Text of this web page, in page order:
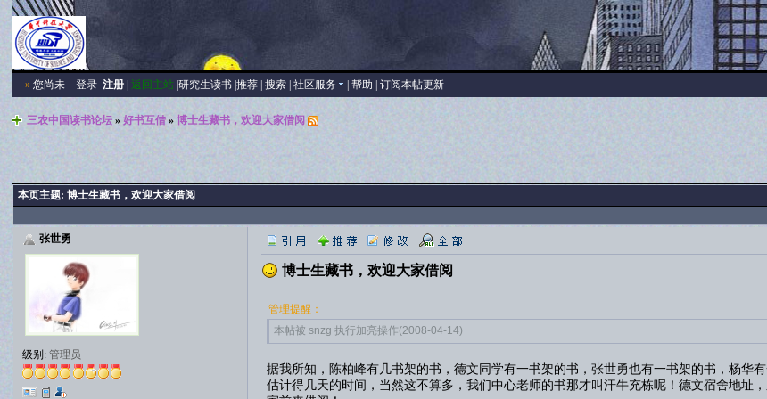
» 您尚未登录 注册 |返回主站 |研究生读书 |推荐 |搜索 |社区服务 |帮助 |订阅本帖更新
三农中国读书论坛 »好书互借 »博士生藏书，欢迎大家借阅
本页主题: 博士生藏书，欢迎大家借阅
张世勇
级别:管理员
博士生藏书，欢迎大家借阅
管理提醒：
本帖被 snzg 执行加亮操作(2008-04-14)
据我所知，陈柏峰有几书架的书，德文同学有一书架的书，张世勇也有一书架的书，杨华
估计得几天的时间，当然这不算多，我们中心老师的书那才叫汗牛充栋呢！德文宿舍地址